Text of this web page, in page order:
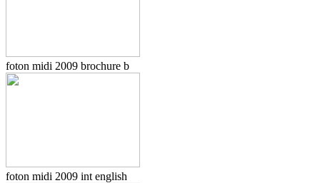
foton midi 2009 brochure b
foton midi 2009 int english